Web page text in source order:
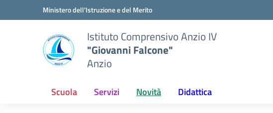
Vai ai contenuti
Vai al menu di navigazioneMinistero dell'Istruzione e del Merito
Istituto Comprensivo Anzio IV
"Giovanni Falcone"
Anzio
Scuola Servizi Novità Didattica